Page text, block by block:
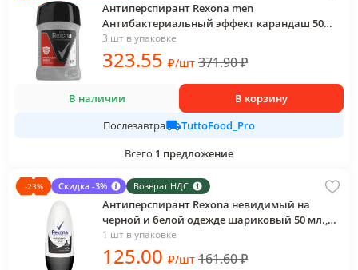
Антиперспирант Rexona men
Антибактериальный эффект карандаш 50
мл., ПЭТ
3 шт в упаковке
323.55 ₽/шт 371.90₽
В наличии
В корзину
Послезавтра
TuttoFood_Pro
Всего 1 предложение
-23% Скидка -3% Возврат НДС
Антиперспирант Rexona невидимый на
черной и белой одежде шариковый 50 мл.,
ПЭТ
1 шт в упаковке
125.00 ₽/шт 161.60₽